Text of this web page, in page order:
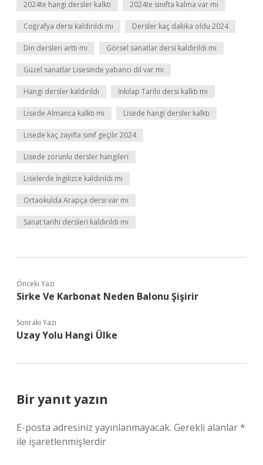
2024te hangi dersler kalktı 2024te sinifta kalma var mı
Coğrafya dersi kaldırıldı mı Dersler kaç dakika oldu 2024
Din dersleri arttı mı Görsel sanatlar dersi kaldırıldı mı
Güzel sanatlar Lisesinde yabancı dil var mı
Hangi dersler kaldırıldı İnkılap Tarihi dersi kalktı mı
Lisede Almanca kalktı mı Lisede hangi dersler kalktı
Lisede kaç zayifla sınıf geçilir 2024
Lisede zorunlu dersler hangileri
Liselerde İngilizce kaldırıldı mı
Ortaokulda Arapça dersi var mı
Sanat tarihi dersleri kaldırıldı mı
Önceki Yazı
Sirke Ve Karbonat Neden Balonu Şişirir
Sonraki Yazı
Uzay Yolu Hangi Ülke
Bir yanıt yazın
E-posta adresiniz yayınlanmayacak. Gerekli alanlar*
ile işaretlenmişlerdir